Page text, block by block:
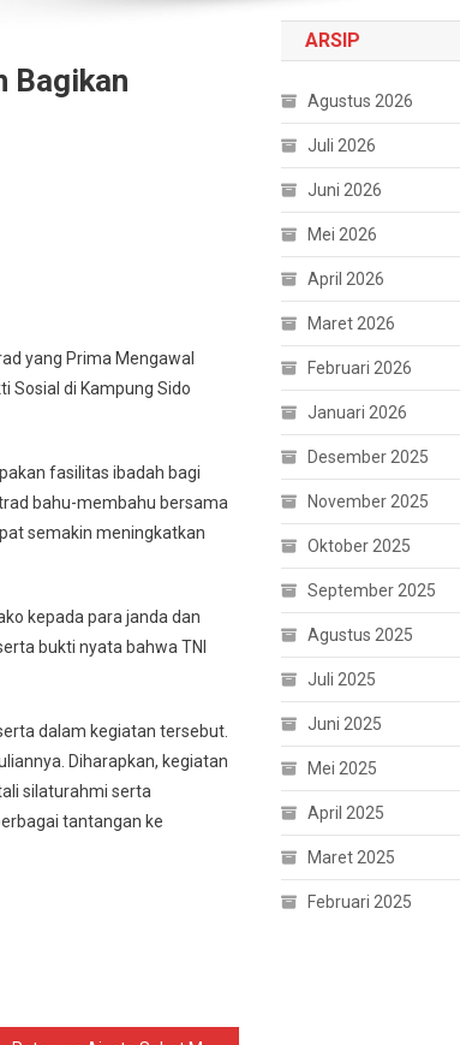
Bagikan
yang Prima Mengawal
Sosial di Kampung Sido
fasilitas ibadah bagi
bahu-membahu bersama
semakin meningkatkan
kepada para janda dan
bukti nyata bahwa TNI
dalam kegiatan tersebut.
Diharapkan, kegiatan
silaturahmi serta
tantangan ke
ARSIP
Agustus 2026
Juli 2026
Juni 2026
Mei 2026
April 2026
Maret 2026
Februari 2026
Januari 2026
Desember 2025
November 2025
Oktober 2025
September 2025
Agustus 2025
Juli 2025
Juni 2025
Mei 2025
April 2025
Maret 2025
Februari 2025